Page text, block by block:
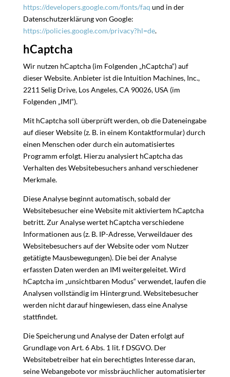
https://developers.google.com/fonts/faq und in der
Datenschutzerklärung von Google:
https://policies.google.com/privacy?hl=de.
hCaptcha
Wir nutzen hCaptcha (im Folgenden „hCaptcha“) auf
dieser Website. Anbieter ist die Intuition Machines, Inc.,
2211 Selig Drive, Los Angeles, CA 90026, USA (im
Folgenden „IMI“).
Mit hCaptcha soll überprüft werden, ob die Dateneingabe
auf dieser Website (z. B. in einem Kontaktformular) durch
einen Menschen oder durch ein automatisiertes
Programm erfolgt. Hierzu analysiert hCaptcha das
Verhalten des Websitebesuchers anhand verschiedener
Merkmale.
Diese Analyse beginnt automatisch, sobald der
Websitebesucher eine Website mit aktiviertem hCaptcha
betritt. Zur Analyse wertet hCaptcha verschiedene
Informationen aus (z. B. IP-Adresse, Verweildauer des
Websitebesuchers auf der Website oder vom Nutzer
getätigte Mausbewegungen). Die bei der Analyse
erfassten Daten werden an IMI weitergeleitet. Wird
hCaptcha im „unsichtbaren Modus“ verwendet, laufen die
Analysen vollständig im Hintergrund. Websitebesucher
werden nicht darauf hingewiesen, dass eine Analyse
stattfindet.
Die Speicherung und Analyse der Daten erfolgt auf
Grundlage von Art. 6 Abs. 1 lit. f DSGVO. Der
Websitebetreiber hat ein berechtigtes Interesse daran,
seine Webangebote vor missbräuchlicher automatisierter